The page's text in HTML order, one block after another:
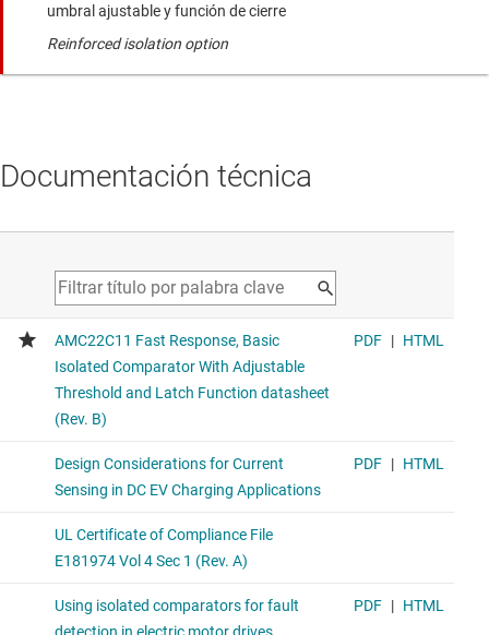
umbral ajustable y función de cierre
Reinforced isolation option
Documentación técnica